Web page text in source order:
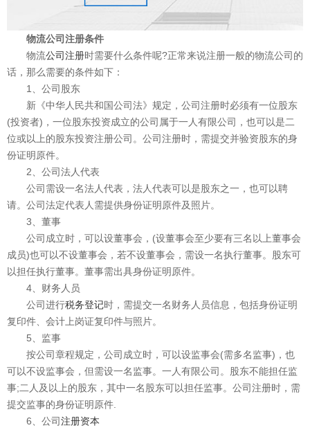
物流公司注册条件
物流公司注册时需要什么条件呢?正常来说注册一般的物流公司的
话，那么需要的条件如下：
1、公司股东
新《中华人民共和国公司法》规定，公司注册时必须有一位股东
(投资者)，一位股东投资成立的公司属于一人有限公司，也可以是二
位或以上的股东投资注册公司。公司注册时，需提交并验资股东的身
份证明原件。
2、公司法人代表
公司需设一名法人代表，法人代表可以是股东之一，也可以聘
请。公司法定代表人需提供身份证明原件及照片。
3、董事
公司成立时，可以设董事会，(设董事会至少要有三名以上董事会
成员)也可以不设董事会，若不设董事会，需设一名执行董事。股东可
以担任执行董事。董事需出具身份证明原件。
4、财务人员
公司进行税务登记时，需提交一名财务人员信息，包括身份证明
复印件、会计上岗证复印件与照片。
5、监事
按公司章程规定，公司成立时，可以设监事会(需多名监事)，也
可以不设监事会，但需设一名监事。一人有限公司。股东不能担任监
事;二人及以上的股东，其中一名股东可以担任监事。公司注册时，需
提交监事的身份证明原件.
6、公司注册资本